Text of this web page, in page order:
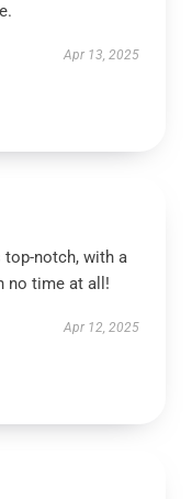
Apr 13, 2025
top-notch, with a
no time at all!
Apr 12, 2025